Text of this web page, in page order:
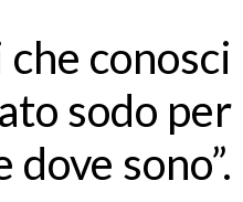
conosci
sodo per
dove sono”.